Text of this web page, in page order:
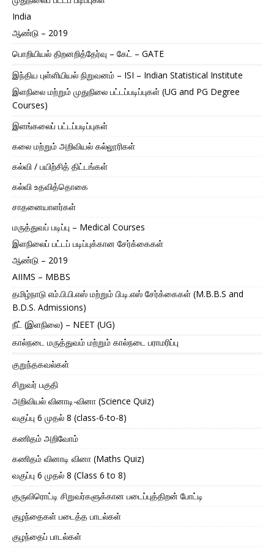
India
ஆண்டு – 2019
பொறியியல் திறனறித்தேர்வு – கேட் – GATE
இந்திய புள்ளியியல் நிறுவனம் – ISI – Indian Statistical Institute
இளநிலை மற்றும் முதுநிலை பட்டப்படிப்புகள் (UG and PG Degree
Courses)
இளங்கலைப் பட்டப்படிப்புகள்
கலை மற்றும் அறிவியல் கல்லூரிகள்
கல்வி / பயிற்சித் திட்டங்கள்
கல்வி உதவித்தொகை
சாதனையாளர்கள்
மருத்துவப் படிப்பு – Medical Courses
இளநிலைப் பட்டப் படிப்புக்கான சேர்க்கைகள்
ஆண்டு – 2019
AIIMS – MBBS
தமிழ்நாடு எம்.பி.பி.எஸ் மற்றும் பி.டி.எஸ் சேர்க்கைகள் (M.B.B.S and
B.D.S. Admissions)
நீட் (இளநிலை) – NEET (UG)
கால்நடை மருத்துவம் மற்றும் கால்நடை பராமரிப்பு
குறுந்தகவல்கள்
சிறுவர் பகுதி
அறிவியல் வினாடி-வினா (Science Quiz)
வகுப்பு 6 முதல் 8 (class-6-to-8)
கணிதம் அறிவோம்
கணிதம் வினாடி வினா (Maths Quiz)
வகுப்பு 6 முதல் 8 (Class 6 to 8)
குருவிரொட்டி சிறுவர்களுக்கான படைப்புத்திறன் போட்டி
குழந்தைகள் படைத்த பாடல்கள்
குழந்தைப் பாடல்கள்